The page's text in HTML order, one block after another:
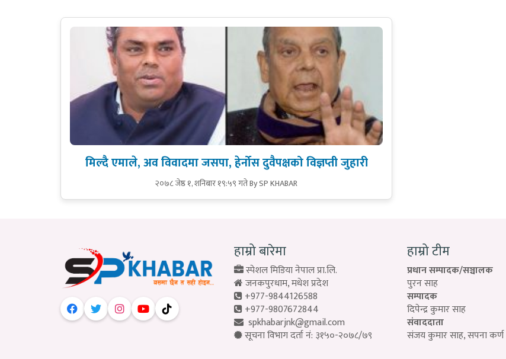
मिल्दै एमाले, अव विवादमा जसपा, हेर्नोस दुवैपक्षको विज्ञप्ती जुहारी
२०७८ जेष्ठ १, शनिबार १९:५९ गतेBy SP KHABAR
हाम्रो बारेमा
स्पेशल मिडिया नेपाल प्रा.लि.
जनकपुरधाम, मधेश प्रदेश
+977-9844126588
+977-9807672844
spkhabarjnk@gmail.com
सूचना विभाग दर्ता नं: ३१५०-२०७८/७९
हाम्रो टीम
प्रधान सम्पादक/सञ्चालक
पुरन साह
सम्पादक
दिपेन्द्र कुमार साह
संवाददाता
संजय कुमार साह, सपना कर्ण